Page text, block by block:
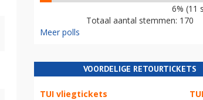
6% (11
Totaal aantal stemmen: 170
Meer polls
VOORDELIGE RETOURTICKETS
TUI vliegtickets TUI